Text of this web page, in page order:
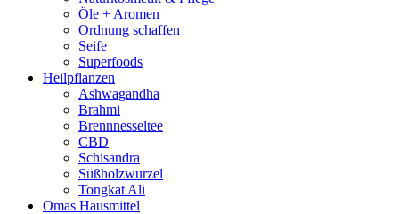
Öle + Aromen
Ordnung schaffen
Seife
Superfoods
Heilpflanzen
Ashwagandha
Brahmi
Brennnesseltee
CBD
Schisandra
Süßholzwurzel
Tongkat Ali
Omas Hausmittel